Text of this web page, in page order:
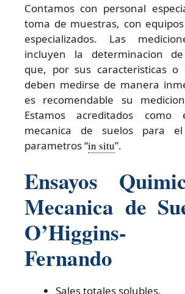
Contamos con personal
toma de muestras, con
especializados. Las
incluyen la determinacion
que, por sus caracteristicas o
deben medirse de manera
es recomendable su
Estamos acreditados como
mecanica de suelos para
parametros “in situ”.
Ensayos
Mecanica de
Fernando
Sales totales solubles.